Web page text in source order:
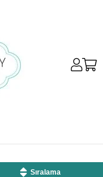
Sıralama